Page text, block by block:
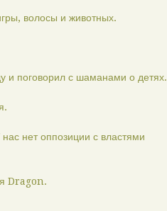
волосы и животных.
и поговорил с шаманами о детях.
нет оппозиции с властями
Dragon.